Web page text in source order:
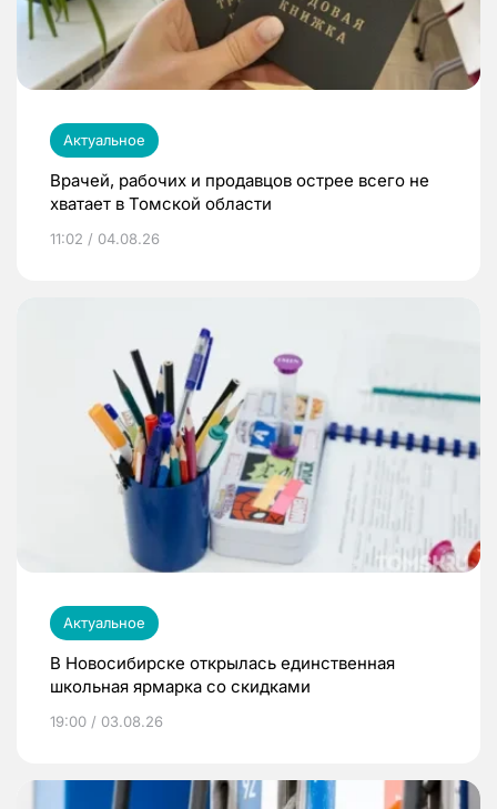
Актуальное
Врачей, рабочих и продавцов острее всего не
хватает в Томской области
11:02 / 04.08.26
Актуальное
В Новосибирске открылась единственная
школьная ярмарка со скидками
19:00 / 03.08.26